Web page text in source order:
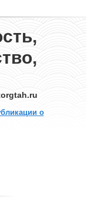
о